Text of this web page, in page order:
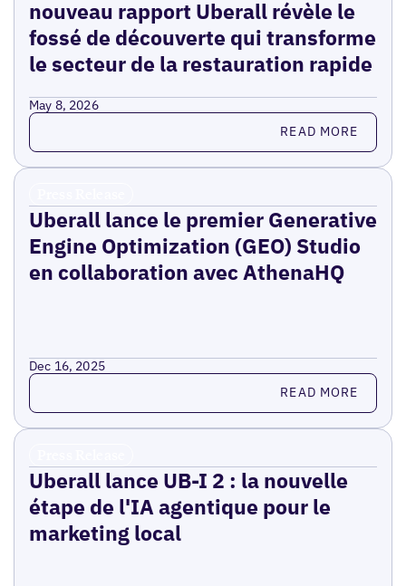
nouveau rapport Uberall révèle le
fossé de découverte qui transforme
le secteur de la restauration rapide
May 8, 2026
Read more READ MORE
Uberall lance le premier Generative
Engine Optimization (GEO) Studio
en collaboration avec AthenaHQ
Dec 16, 2025
Read more READ MORE
Uberall lance UB-I 2 : la nouvelle
étape de l'IA agentique pour le
marketing local